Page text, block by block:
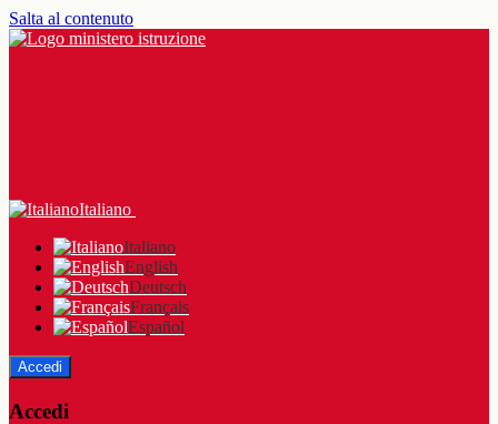
Salta al contenuto
Italiano
Italiano
English
Deutsch
Français
Español
Accedi
Accedi